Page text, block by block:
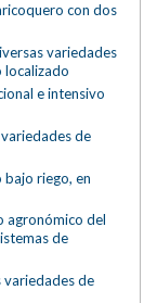
con dos
variedades
localizado
e intensivo
de
riego, en
agronómico del
de
de